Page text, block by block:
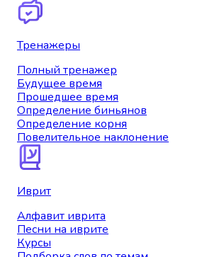
Тренажеры
Полный тренажер
Будущее время
Прошедшее время
Определение биньянов
Определение корня
Повелительное наклонение
Иврит
Алфавит иврита
Песни на иврите
Курсы